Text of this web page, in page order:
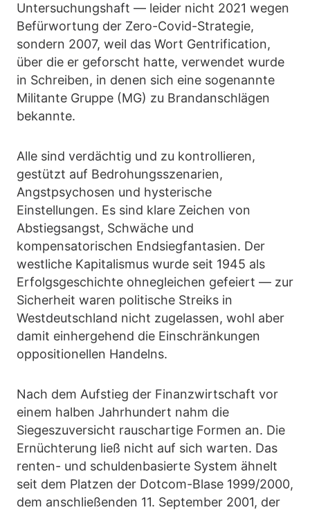
Untersuchungshaft — leider nicht 2021 wegen
Befürwortung der Zero-Covid-Strategie,
sondern 2007, weil das Wort Gentrification,
über die er geforscht hatte, verwendet wurde
in Schreiben, in denen sich eine sogenannte
Militante Gruppe (MG) zu Brandanschlägen
bekannte.
Alle sind verdächtig und zu kontrollieren,
gestützt auf Bedrohungsszenarien,
Angstpsychosen und hysterische
Einstellungen. Es sind klare Zeichen von
Abstiegsangst, Schwäche und
kompensatorischen Endsiegfantasien. Der
westliche Kapitalismus wurde seit 1945 als
Erfolgsgeschichte ohnegleichen gefeiert — zur
Sicherheit waren politische Streiks in
Westdeutschland nicht zugelassen, wohl aber
damit einhergehend die Einschränkungen
oppositionellen Handelns.
Nach dem Aufstieg der Finanzwirtschaft vor
einem halben Jahrhundert nahm die
Siegeszuversicht rauschartige Formen an. Die
Ernüchterung ließ nicht auf sich warten. Das
renten- und schuldenbasierte System ähnelt
seit dem Platzen der Dotcom-Blase 1999/2000,
dem anschließenden 11. September 2001, der